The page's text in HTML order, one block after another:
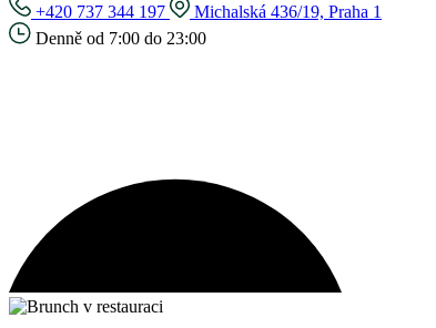
+420 737 344 197
Michalská 436/19, Praha 1
Denně od 7:00 do 23:00